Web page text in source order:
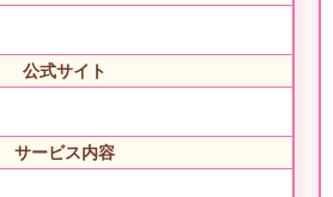
公式サイト
サービス内容